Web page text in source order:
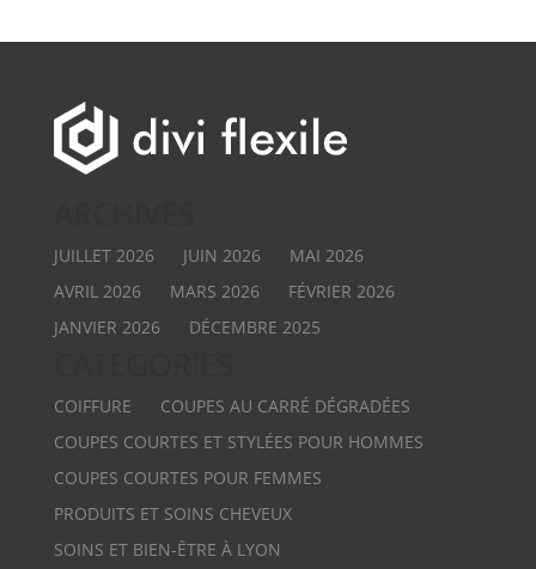
JUILLET 2026 JUIN 2026
MAI 2026
AVRIL 2026
MARS 2026
FÉVRIER 2026
JANVIER 2026
DÉCEMBRE 2025
COIFFURE
COUPES AU CARRÉ DÉGRADÉES
COUPES COURTES ET STYLÉES POUR HOMMES
COUPES COURTES POUR FEMMES
PRODUITS ET SOINS CHEVEUX
SOINS ET BIEN-ÊTRE À LYON